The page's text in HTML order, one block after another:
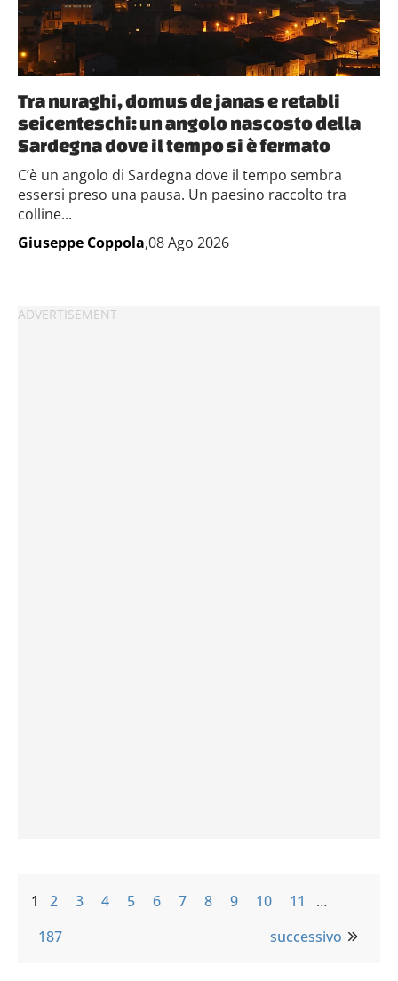
Tra nuraghi, domus de janas e retabli
seicenteschi: un angolo nascosto della
Sardegna dove il tempo si è fermato
C’è un angolo di Sardegna dove il tempo sembra
essersi preso una pausa. Un paesino raccolto tra
colline...
Giuseppe Coppola,08 Ago 2026
1 2 3 4 5 6 7 8 9 10 11
…
187
successivo